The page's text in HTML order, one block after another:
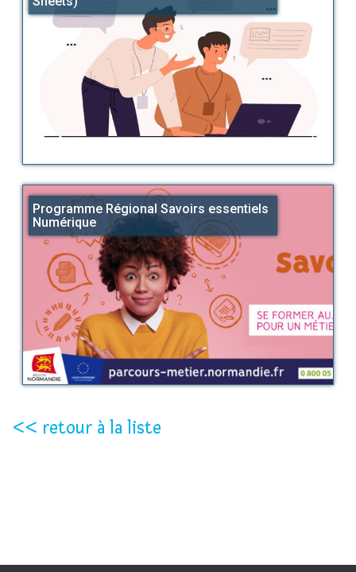
Programme Régional Savoirs essentiels
Numérique
<< retour à la liste